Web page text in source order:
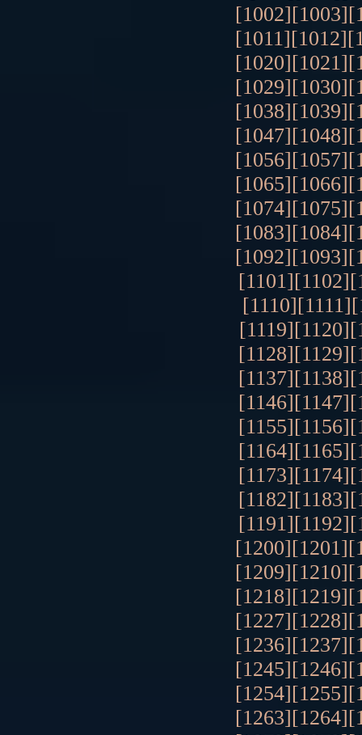
[1002][1003]
[1011][1012]
[1020][1021]
[1029][1030]
[1038][1039]
[1047][1048]
[1056][1057]
[1065][1066]
[1074][1075]
[1083][1084]
[1092][1093]
[1101][1102]
[1110][1111]
[1119][1120]
[1128][1129]
[1137][1138]
[1146][1147]
[1155][1156]
[1164][1165]
[1173][1174]
[1182][1183]
[1191][1192]
[1200][1201]
[1209][1210]
[1218][1219]
[1227][1228]
[1236][1237]
[1245][1246]
[1254][1255]
[1263][1264]